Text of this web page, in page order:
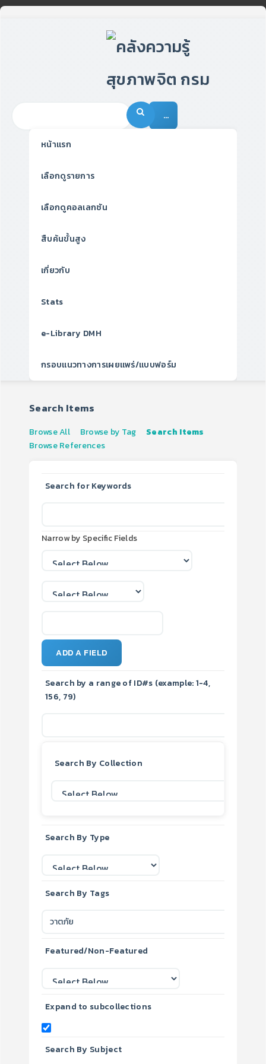
…
หน้าแรก
เลือกดูรายการ
เลือกดูคอลเลกชัน
สืบค้นขั้นสูง
เกี่ยวกับ
Stats
e-Library DMH
กรอบแนวทางการเผยแพร่/แบบฟอร์ม
Search Items
Browse All Browse by Tag
Search Items
Browse References
Search for Keywords
Narrow by Specific Fields
ADD A FIELD
Search by a range of ID#s (example: 1-4,
156, 79)
Search By Collection
Search By Type
Search By Tags
Featured/Non-Featured
Expand to subcollections
Search By Subject